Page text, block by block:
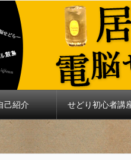
己紹介 せどり初心者講